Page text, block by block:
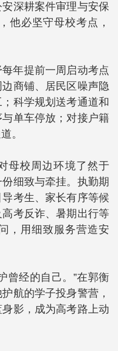
深耕案件审理与安保
他必坚守母校考点，
年提前一周启动考点
商铺、居民区噪声隐
科学规划送考通道和
单车停放；对接户籍
。
母校周边环境了然于
细致与牵挂。执勤期
考生、家长有序等候
考反诈、暑期出行等
，用细致服务营造安
曾经的自己。”在郭衡
航的学子投身警营，
影，成为高考路上动